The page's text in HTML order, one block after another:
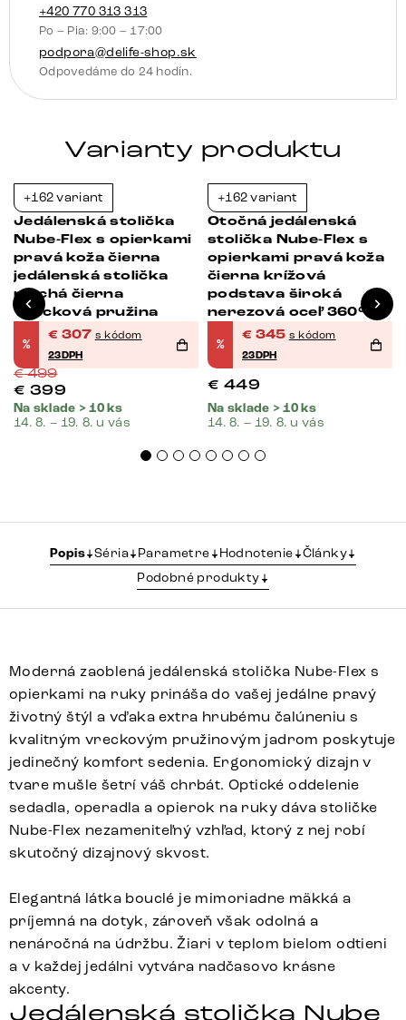
oceľ
360°
otočná
hojdacia
funkcia
pružina
+420 770 313 313
Po – Pia: 9:00 – 17:00
podpora@delife-shop.sk
Odpovedáme do 24 hodín.
Varianty produktu
+162 variant
Jedálenská stolička
Nube-Flex s opierkami
pravá koža čierna
jedálenská stolička
plochá čierna
vrecková pružina
%
€ 307 s kódom
23DPH
€499
€ 399
Na sklade > 10 ks
14. 8. – 19. 8. u vás
+162 variant
Otočná jedálenská
stolička Nube-Flex s
opierkami pravá koža
čierna krížová
podstava široká
nerezová oceľ 360°
otočná vrecková
pružina
%
€ 345 s kódom
23DPH
€ 449
Na sklade > 10 ks
14. 8. – 19. 8. u vás
Popis Séria Parametre Hodnotenie
Články
Podobné produkty
Moderná zaoblená jedálenská stolička Nube-Flex s
opierkami na ruky prináša do vašej jedálne pravý
životný štýl a vďaka extra hrubému čalúneniu s
kvalitným vreckovým pružinovým jadrom poskytuje
jedinečný komfort sedenia. Ergonomický dizajn v
tvare mušle šetrí váš chrbát. Optické oddelenie
sedadla, operadla a opierok na ruky dáva stoličke
Nube-Flex nezameniteľný vzhľad, ktorý z nej robí
skutočný dizajnový skvost.
Elegantná látka bouclé je mimoriadne mäkká a
príjemná na dotyk, zároveň však odolná a
nenáročná na údržbu. Žiari v teplom bielom odtieni
a v každej jedálni vytvára nadčasovo krásne
akcenty.
Jedálenská stolička Nube